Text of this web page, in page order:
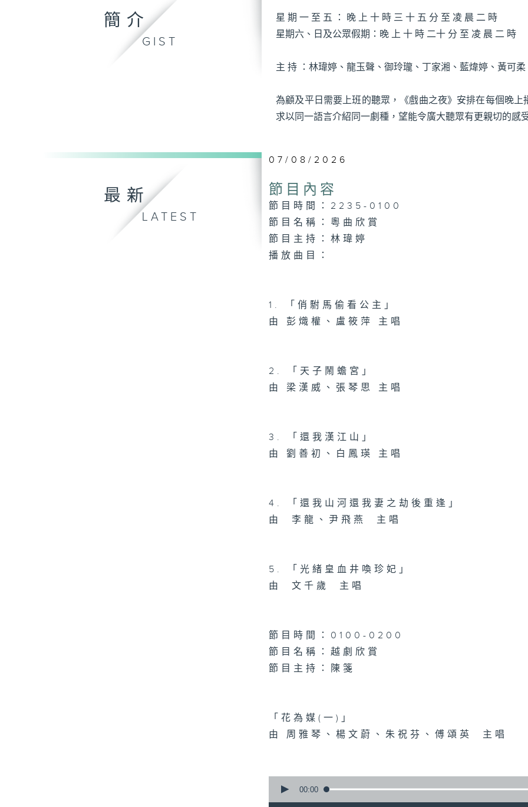
簡介
GIST
星 期 一 至 五 ： 晚 上 十 時 三 十 五 分 至 凌 晨 二 時
星期六、日及公眾假期：晚 上 十 時 二十 分 至 凌 晨 二 時
主 持 ：林瑋婷、龍玉聲、御玲瓏、丁家湘、藍煒婷、黃可
為顧及平日需要上班的聽眾，《戲曲之夜》安排在每個晚
求以同一語言介紹同一劇種，望能令廣大聽眾有更親切的感
最新
LATEST
07/08/2026
節目內容
節目時間：2235-0100
節目名稱：粵曲欣賞
節目主持：林瑋婷
播放曲目：
1. 「俏駙馬偷看公主」
由 彭熾權、盧筱萍 主唱
2. 「天子鬧蟾宮」
由 梁漢威、張琴思 主唱
3. 「還我漢江山」
由 劉善初、白鳳瑛 主唱
4. 「還我山河還我妻之劫後重逢」
由 李龍、尹飛燕 主唱
5. 「光緒皇血井喚珍妃」
由 文千歲 主唱
節目時間：0100-0200
節目名稱：越劇欣賞
節目主持：陳箋
「花為媒(一)」
由 周雅琴、楊文蔚、朱祝芬、傅頌英 主唱
seconds
00:00